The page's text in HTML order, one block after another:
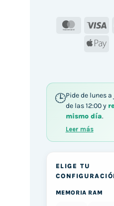
Pide de lunes
de las 12:00 y
mismo día.
Leer más
ELIGE TU
MEMORIA RAM